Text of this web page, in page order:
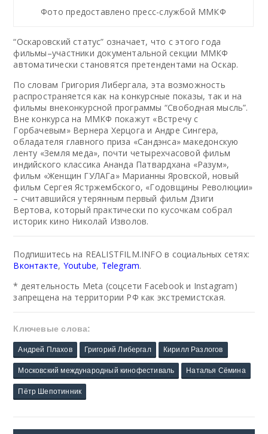
Фото предоставлено пресс-службой ММКФ
“Оскаровский статус” означает, что с этого года
фильмы–участники документальной секции ММКФ
автоматически становятся претендентами на Оскар.
По словам Григория Либергала, эта возможность
распространяется как на конкурсные показы, так и на
фильмы внеконкурсной программы “Свободная мысль”.
Вне конкурса на ММКФ покажут «Встречу с
Горбачевым» Вернера Херцога и Андре Сингера,
обладателя главного приза «Сандэнса» македонскую
ленту «Земля меда», почти четырехчасовой фильм
индийского классика Ананда Патвардхана «Разум»,
фильм «Женщин ГУЛАГа» Марианны Яровской, новый
фильм Сергея Ястржембского, «Годовщины Революции»
– считавшийся утерянным первый фильм Дзиги
Вертова, который практически по кусочкам собрал
историк кино Николай Изволов.
Подпишитесь на REALISTFILM.INFO в социальных сетях:
Вконтакте, Youtube, Telegram.
* деятельность Meta (соцсети Facebook и Instagram)
запрещена на территории РФ как экстремистская.
Ключевые слова:
Андрей Плахов Григорий Либергал Кирилл Разлогов
Московский международный кинофестиваль Наталья Сёмина
Пётр Шепотинник